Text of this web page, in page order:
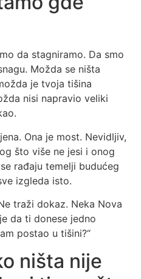
da stagniramo. Da smo
Možda se ništa
je tvoja tišina
nisi napravio veliki
Ona je most. Nevidljiv,
što više ne jesi i onog
rađaju temelji budućeg
izgleda isto.
traži dokaz. Neka Nova
da ti donese jedno
postao u tišini?“
ništa nije